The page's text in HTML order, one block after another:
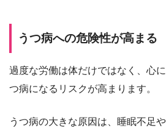
うつ病への危険性が高まる
過度な労働は体だけではなく、心
つ病になるリスクが高まります。
うつ病の大きな原因は、睡眠不足